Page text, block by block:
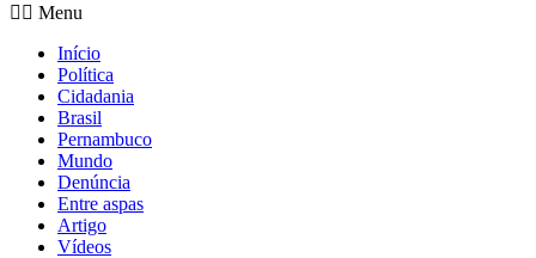
Menu
Início
Política
Cidadania
Brasil
Pernambuco
Mundo
Denúncia
Entre aspas
Artigo
Vídeos